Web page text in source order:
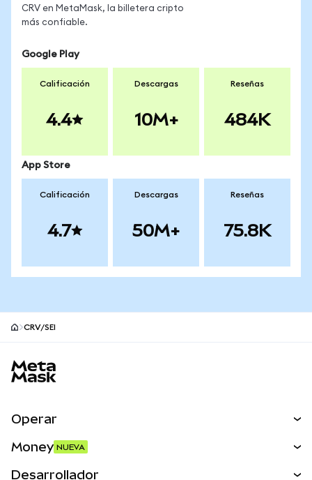
CRV en MetaMask, la billetera cripto
más confiable.
Google Play
Calificación
4.4
Descargas
10M+
Reseñas
484K
App Store
Calificación
4.7
Descargas
50M+
Reseñas
75.8K
CRV/SEI
Operar
Money NUEVA
Desarrollador